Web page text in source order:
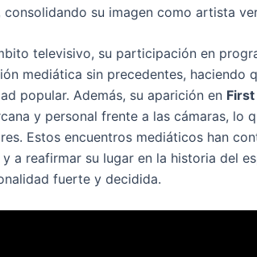
consolidando su imagen como artista
televisivo, su participación en
mediática sin precedentes,
popular. Además, su aparición en
y personal frente a las cámaras, lo
Estos encuentros mediáticos han
a reafirmar su lugar en la historia del
fuerte y decidida.